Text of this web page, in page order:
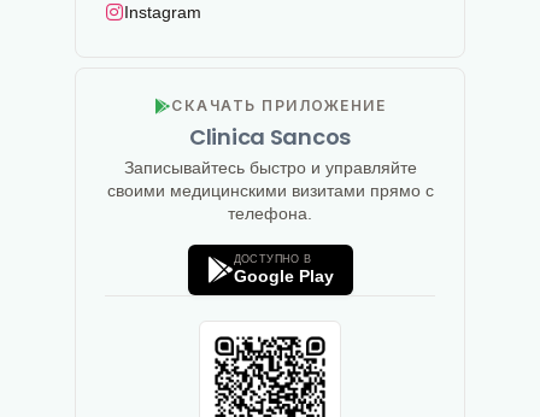
Instagram
СКАЧАТЬ ПРИЛОЖЕНИЕ
Clinica Sancos
Записывайтесь быстро и управляйте
своими медицинскими визитами прямо с
телефона.
ДОСТУПНО В
Google Play